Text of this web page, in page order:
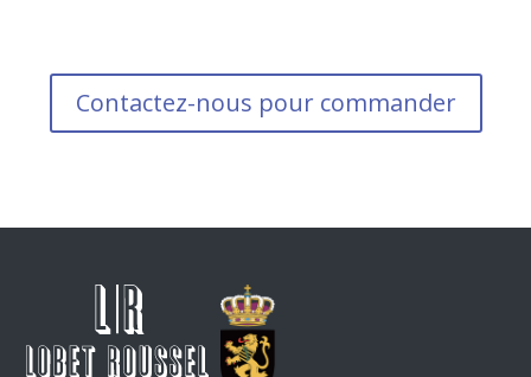
Contactez-nous pour commander